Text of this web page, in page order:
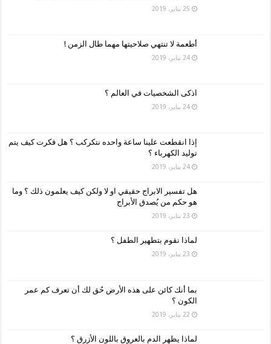
25 يناير، 2019
أطعمة لا تنتهي صلاحيتها مهما طال الزمن !
24 يناير، 2019
اذكى الشخصيات في العالم ؟
24 يناير، 2019
إذا انقطعت علينا ساعة واحده نتكركب ؟ هل فكرت كيف يتم
توليد الكهرباء ؟
24 يناير، 2019
هل تفسير الابراج حقيقي او لا ولكن كيف يعلمون ذلك ؟ وما
هو حكم من يُصدق الأبراج
23 يناير، 2019
لماذا نقوم بتطهير الطفل ؟
23 يناير، 2019
بما أنك كائن على هذه الأرض حُق لك أن تعرف كم عمر
الكون ؟
22 يناير، 2019
لماذا يظهر الدم بالعروق باللون الأزرق ؟